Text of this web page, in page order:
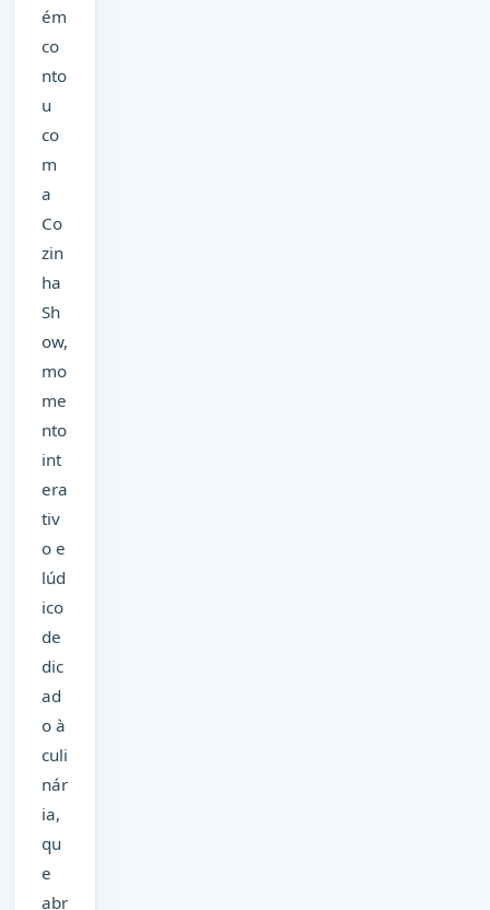
ém
co
nto
u
co
m
a
Co
zin
ha
Sh
ow,
mo
me
nto
int
era
tiv
o e
lúd
ico
de
dic
ad
o à
culi
nár
ia,
qu
e
abr